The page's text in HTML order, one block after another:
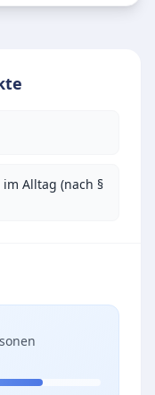
Alltag (nach §